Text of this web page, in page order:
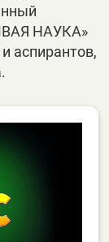
НАУКА»
аспирантов,